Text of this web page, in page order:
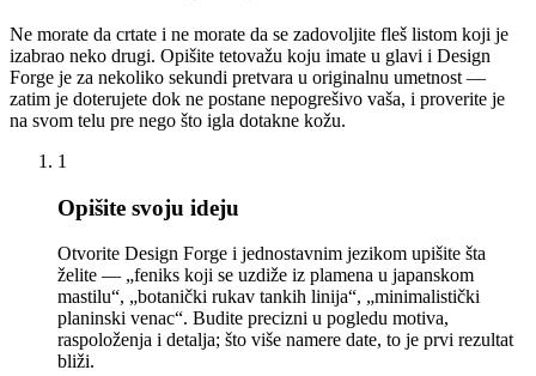
Ne morate da crtate i ne morate da se zadovoljite fleš listom koji je
izabrao neko drugi. Opišite tetovažu koju imate u glavi i Design
Forge je za nekoliko sekundi pretvara u originalnu umetnost —
zatim je doterujete dok ne postane nepogrešivo vaša, i proverite je
na svom telu pre nego što igla dotakne kožu.
1
Opišite svoju ideju
Otvorite Design Forge i jednostavnim jezikom upišite šta
želite — „feniks koji se uzdiže iz plamena u japanskom
mastilu“, „botanički rukav tankih linija“, „minimalistički
planinski venac“. Budite precizni u pogledu motiva,
raspoloženja i detalja; što više namere date, to je prvi rezultat
bliži.